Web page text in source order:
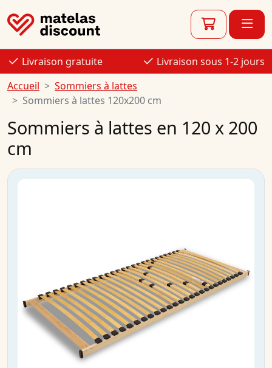
Livraison gratuite
Livraison sous 1-2 jours
Accueil
Sommiers à lattes
Sommiers à lattes 120x200 cm
Sommiers à lattes en 120 x 200
cm